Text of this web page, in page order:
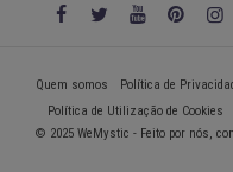
Quem somos Política de
Política de Utilização de Cookies
© 2025 WeMystic - Feito por nós,